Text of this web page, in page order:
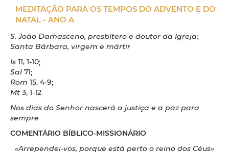
MEDITAÇÃO PARA OS TEMPOS DO ADVENTO E DO
NATAL - ANO A
S. João Damasceno, presbítero e doutor da Igreja;
Santa Bárbara, virgem e mártir
Is 11, 1-10;
Sal 71;
Rom 15, 4-9;
Mt 3, 1-12
Nos dias do Senhor nascerá a justiça e a paz para
sempre
COMENTÁRIO BÍBLICO-MISSIONÁRIO
«Arrependei-vos, porque está perto o reino dos Céus»